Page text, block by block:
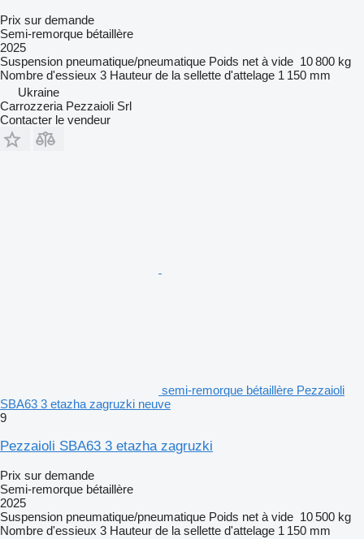
Prix sur demande
Semi-remorque bétaillère
2025
Suspension pneumatique/pneumatique Poids net à vide 10 800 kg
Nombre d'essieux 3 Hauteur de la sellette d'attelage 1 150 mm
Ukraine
Carrozzeria Pezzaioli Srl
Contacter le vendeur
semi-remorque bétaillère Pezzaioli
SBA63 3 etazha zagruzki neuve
9
Pezzaioli SBA63 3 etazha zagruzki
Prix sur demande
Semi-remorque bétaillère
2025
Suspension pneumatique/pneumatique Poids net à vide 10 500 kg
Nombre d'essieux 3 Hauteur de la sellette d'attelage 1 150 mm